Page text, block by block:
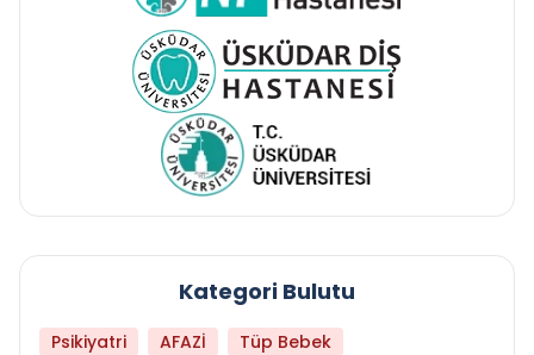
Kategori Bulutu
Psikiyatri AFAZİ
Tüp Bebek